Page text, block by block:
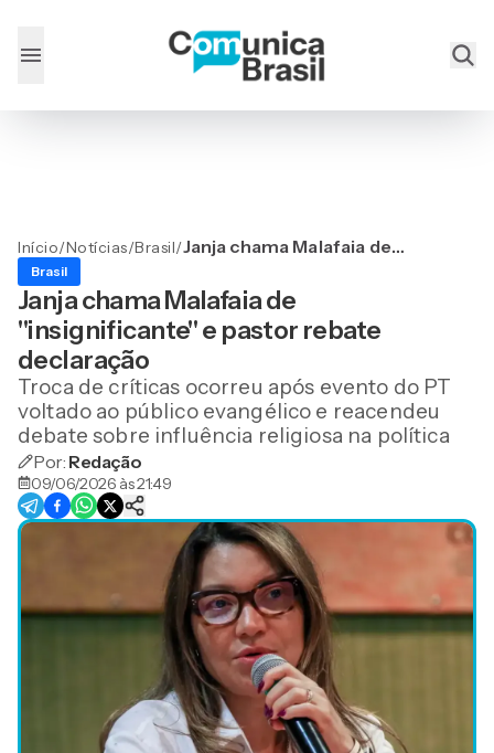
Início/Notícias/Brasil/Janja chama Malafaia de
rebate declaração
Brasil
Janja chama Malafaia de
"insignificante" e pastor rebate
declaração
Troca de críticas ocorreu após evento do PT
voltado ao público evangélico e reacendeu
debate sobre influência religiosa na política
Por: Redação
09/06/2026 às 21:49